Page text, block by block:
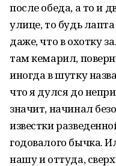
после обеда, а то и
улице, то будь
даже, что в охотку
там кемарил,
иногда в шутку
что я дулся до
значит, начинал
известки
годовалого бычка.
нашу и оттуда,